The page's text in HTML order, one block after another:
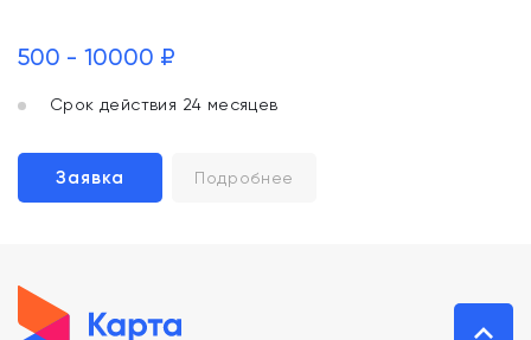
500 - 10000 ₽
Срок действия 24 месяцев
Заявка Подробнее